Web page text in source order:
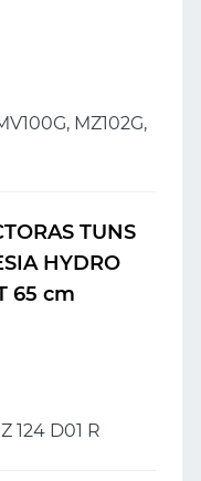
MZ102G,
TUNS
HYDRO
65 cm
124 D01 R